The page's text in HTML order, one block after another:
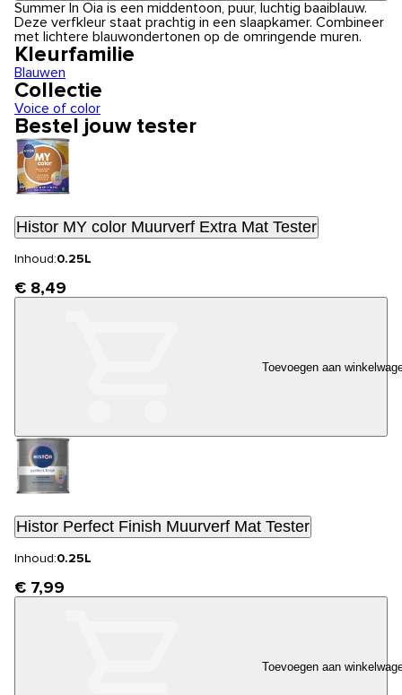
Summer In Oia is een middentoon, puur, luchtig baaiblauw.
Deze verfkleur staat prachtig in een slaapkamer. Combineer
met lichtere blauwondertonen op de omringende muren.
Kleurfamilie
Blauwen
Collectie
Voice of color
Bestel jouw tester
Histor MY color Muurverf Extra Mat Tester
Inhoud:0.25L
€ 8,49
Toevoegen aan
Histor Perfect Finish Muurverf Mat Tester
Inhoud:0.25L
€ 7,99
Toevoegen aan